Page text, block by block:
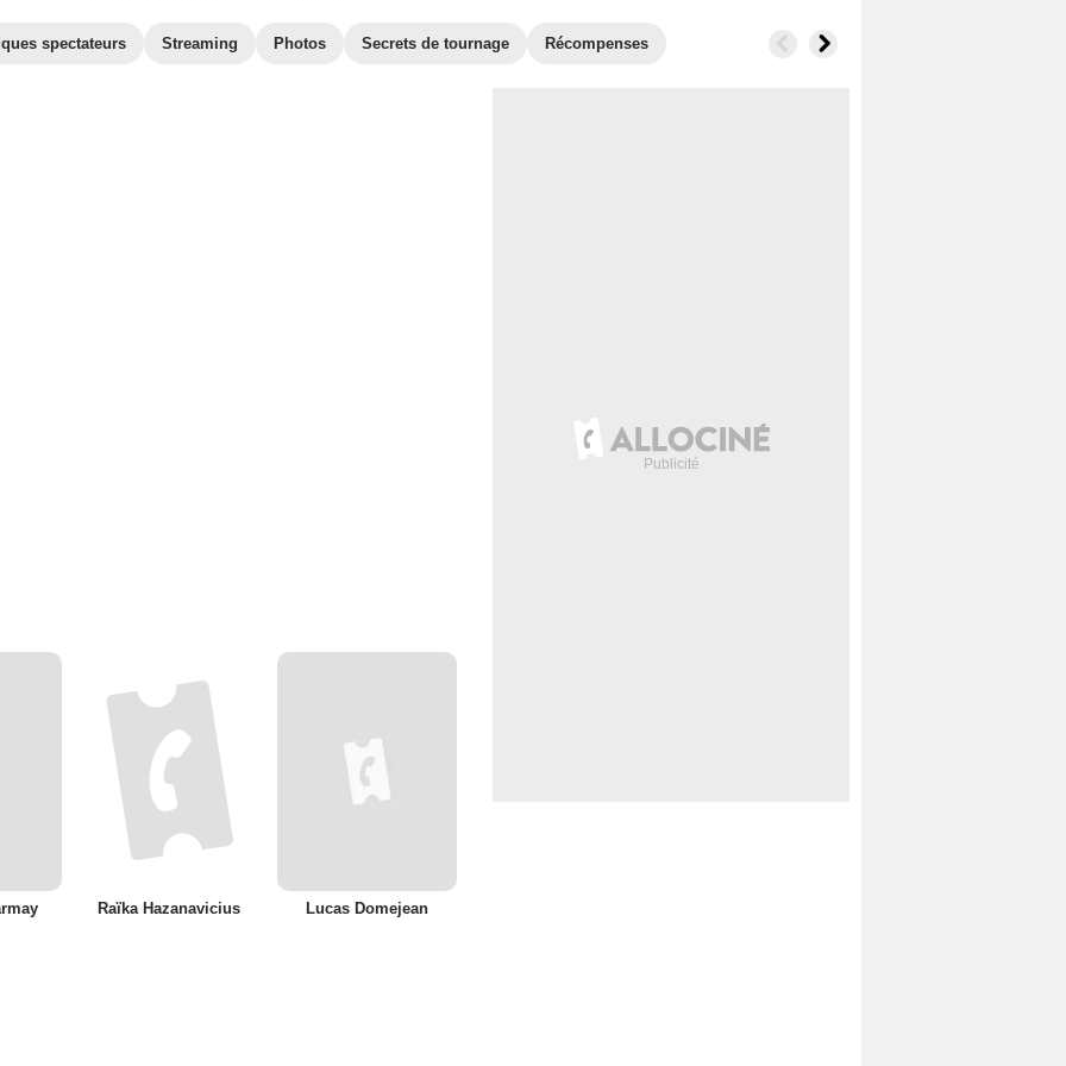
spectateurs Streaming Photos Secrets de tournage Récompenses
Raïka Hazanavicius Lucas Domejean